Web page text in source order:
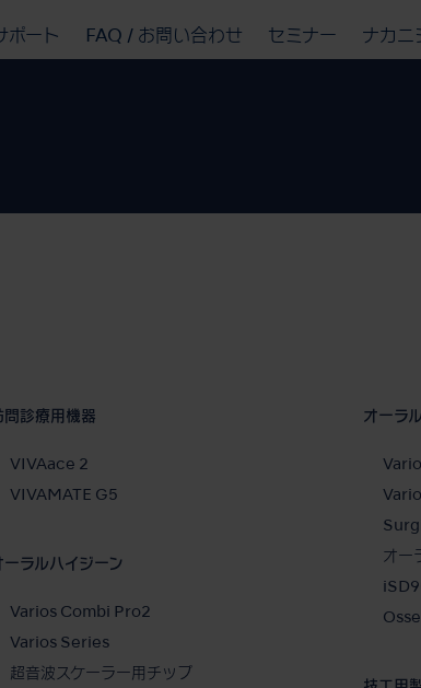
ポート FAQ / お問い合わせ セミナー ナカニ
問診療用機器
VIVAace 2
VIVAMATE G5
ーラルハイジーン
Varios Combi Pro2
Varios Series
超音波スケーラー用チップ
オーラ
オー